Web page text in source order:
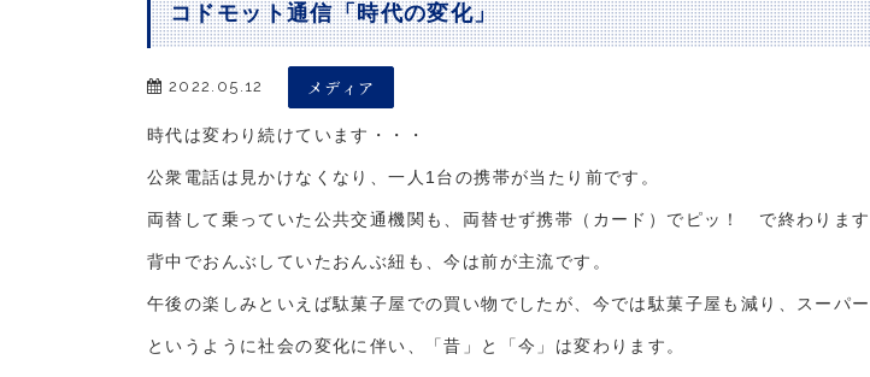
コドモット通信「時代の変化」
2022.05.12 メディア
時代は変わり続けています・・・
公衆電話は見かけなくなり、一人1台の携帯が当たり前です。
両替して乗っていた公共交通機関も、両替せず携帯（カード）でピッ！ で終わります
背中でおんぶしていたおんぶ紐も、今は前が主流です。
午後の楽しみといえば駄菓子屋での買い物でしたが、今では駄菓子屋も減り、スーパ
というように社会の変化に伴い、「昔」と「今」は変わります。